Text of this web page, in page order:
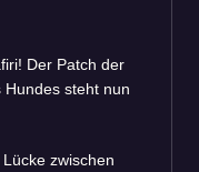
Der Patch der
steht nun
zwischen